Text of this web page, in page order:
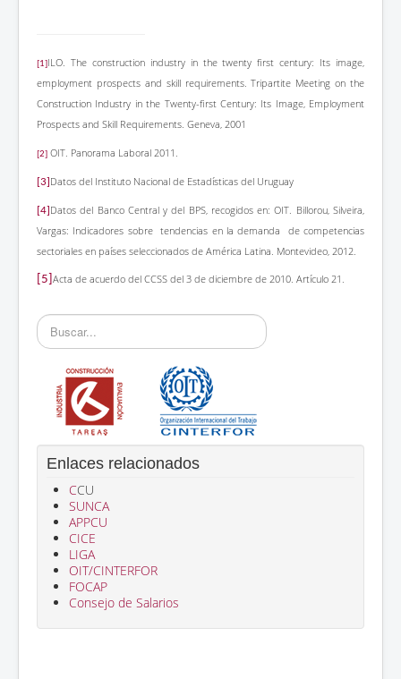
[1]ILO. The construction industry in the twenty first century: Its image,
employment prospects and skill requirements. Tripartite Meeting on the
Construction Industry in the Twenty-first Century: Its Image, Employment
Prospects and Skill Requirements. Geneva, 2001
[2] OIT. Panorama Laboral 2011.
[3] Datos del Instituto Nacional de Estadísticas del Uruguay
[4] Datos del Banco Central y del BPS, recogidos en: OIT. Billorou, Silveira,
Vargas: Indicadores sobre tendencias en la demanda de competencias
sectoriales en países seleccionados de América Latina. Montevideo, 2012.
[5] Acta de acuerdo del CCSS del 3 de diciembre de 2010. Artículo 21.
Buscar...
Enlaces relacionados
CCU
SUNCA
APPCU
CICE
LIGA
OIT/CINTERFOR
FOCAP
Consejo de Salarios